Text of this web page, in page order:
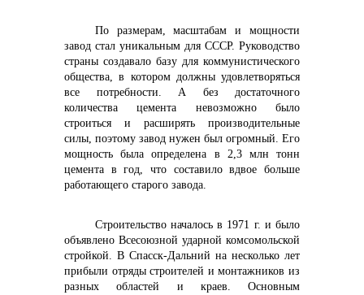
По размерам, масштабам и мощности
завод стал уникальным для СССР. Руководство
страны создавало базу для коммунистического
общества, в котором должны удовлетворяться
все потребности. А без достаточного
количества цемента невозможно было
строиться и расширять производительные
силы, поэтому завод нужен был огромный. Его
мощность была определена в 2,3 млн тонн
цемента в год, что составило вдвое больше
работающего старого завода.
Строительство началось в 1971 г. и было
объявлено Всесоюзной ударной комсомольской
стройкой. В Спасск-Дальний на несколько лет
прибыли отряды строителей и монтажников из
разных областей и краев. Основным